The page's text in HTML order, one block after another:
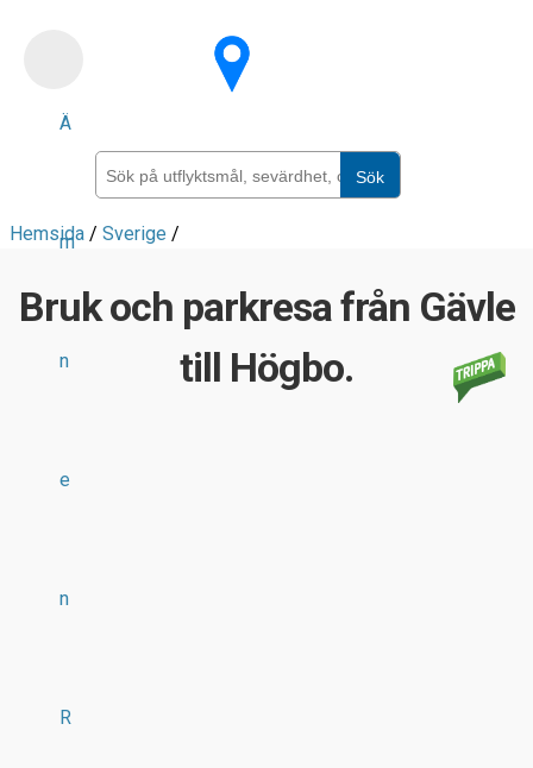
Ä
m
n
e
n
R
Sök
Hemsida / Sverige /
Bruk och parkresa från Gävle
till Högbo.